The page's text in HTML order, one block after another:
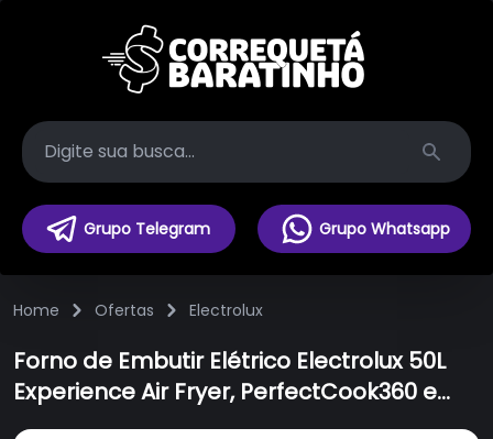
Search
Grupo Telegram Grupo Whatsapp
Home Ofertas Electrolux
Forno de Embutir Elétrico Electrolux 50L
Experience Air Fryer, PerfectCook360 e
Painel Touch (OE5EA)